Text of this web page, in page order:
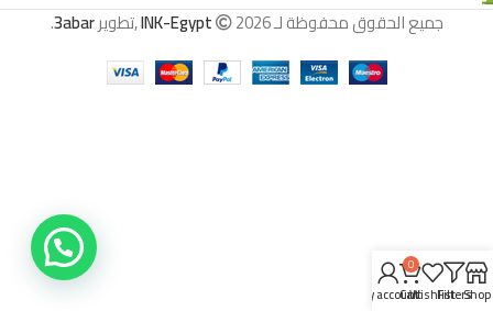
جميع الحقوق محفوظة لـ INK-Egypt 2026 ,تطوير 3abar
.
Shop
Filters
Wishlist
0
Cart
My account